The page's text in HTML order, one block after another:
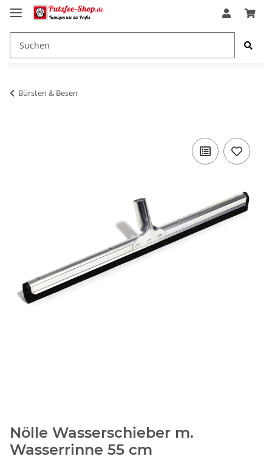
Bürsten & Besen
Nölle Wasserschieber m.
Wasserrinne 55 cm